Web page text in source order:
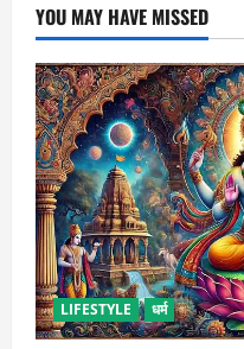
YOU MAY HAVE MISSED
LIFESTYLE धर्म